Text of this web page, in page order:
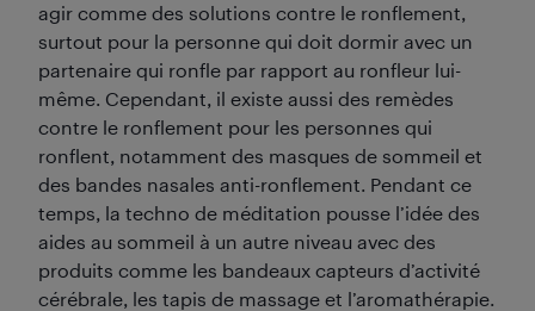
agir comme des solutions contre le ronflement,
surtout pour la personne qui doit dormir avec un
partenaire qui ronfle par rapport au ronfleur lui-
même. Cependant, il existe aussi des remèdes
contre le ronflement pour les personnes qui
ronflent, notamment des masques de sommeil et
des bandes nasales anti-ronflement. Pendant ce
temps, la techno de méditation pousse l’idée des
aides au sommeil à un autre niveau avec des
produits comme les bandeaux capteurs d’activité
cérébrale, les tapis de massage et l’aromathérapie.